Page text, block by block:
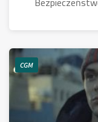
CGM